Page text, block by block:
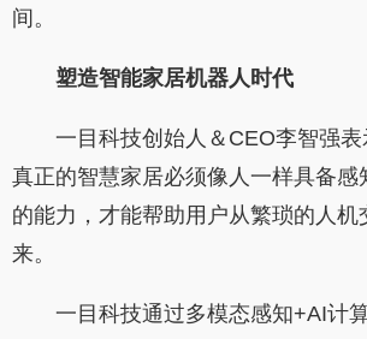
间。
塑造智能家居机器人时代
一目科技创始人＆CEO李智强表
真正的智慧家居必须像人一样具备感
的能力，才能帮助用户从繁琐的人机
来。
一目科技通过多模态感知+AI计